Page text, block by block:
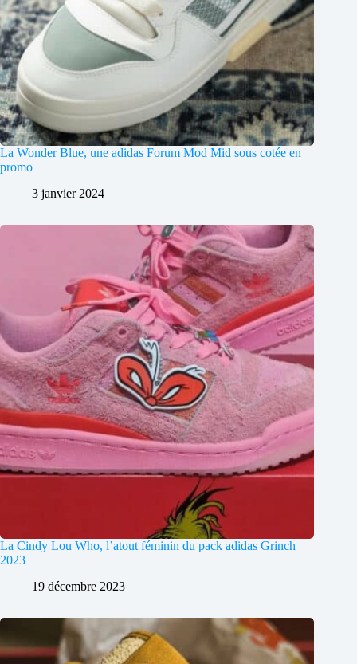
La Wonder Blue, une adidas Forum Mod Mid sous cotée en
promo
3 janvier 2024
La Cindy Lou Who, l’atout féminin du pack adidas Grinch
2023
19 décembre 2023